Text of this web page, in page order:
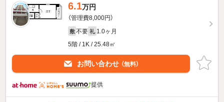
6.1万円
（管理費8,000円）
敷 不要 礼 1.0ヶ月
5階 / 1K / 25.48㎡
お問い合わせ （無料）
提供